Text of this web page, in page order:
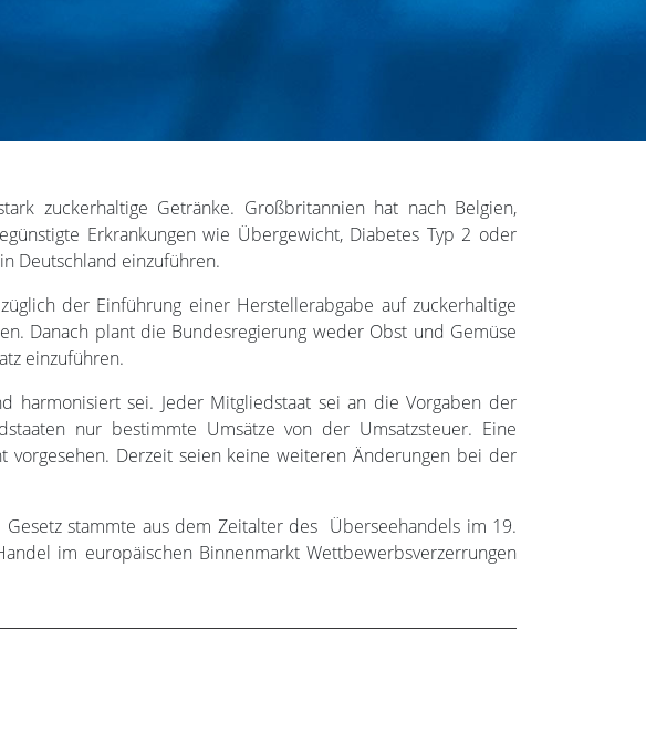
zuckerhaltige Getränke. Großbritannien hat nach Belgien,
Erkrankungen wie Übergewicht, Diabetes Typ 2 oder
Deutschland einzuführen.
der Einführung einer Herstellerabgabe auf zuckerhaltige
Danach plant die Bundesregierung weder Obst und Gemüse
einzuführen.
harmonisiert sei. Jeder Mitgliedstaat sei an die Vorgaben der
nur bestimmte Umsätze von der Umsatzsteuer. Eine
Derzeit seien keine weiteren Änderungen bei der
stammte aus dem Zeitalter des Überseehandels im 19.
im europäischen Binnenmarkt Wettbewerbsverzerrungen